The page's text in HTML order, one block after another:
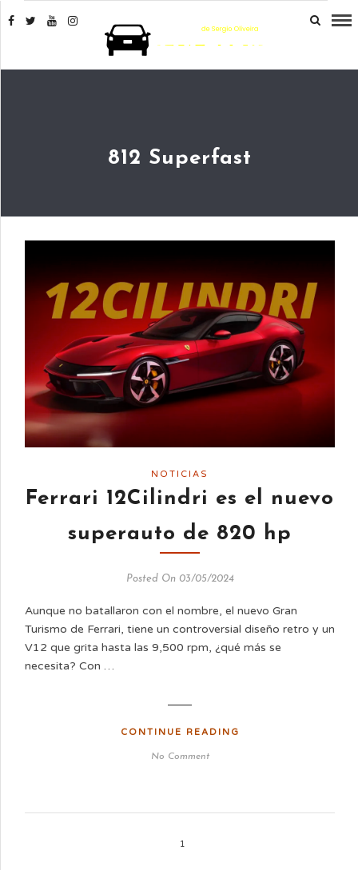
812 Superfast
NOTICIAS
Ferrari 12Cilindri es el nuevo
superauto de 820 hp
Posted On 03/05/2024
Aunque no batallaron con el nombre, el nuevo Gran
Turismo de Ferrari, tiene un controversial diseño retro y un
V12 que grita hasta las 9,500 rpm, ¿qué más se
necesita? Con …
CONTINUE READING
No Comment
1